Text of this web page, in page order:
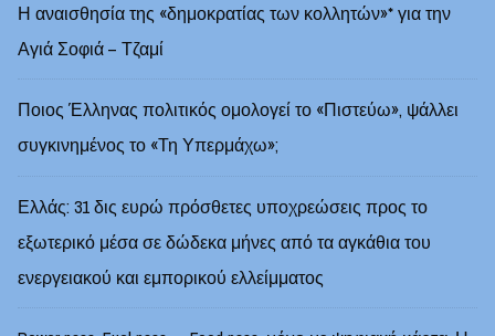
Η αναισθησία της «δημοκρατίας των κολλητών»* για την
Αγιά Σοφιά – Τζαμί
Ποιος Έλληνας πολιτικός ομολογεί το «Πιστεύω», ψάλλει
συγκινημένος το «Τη Υπερμάχω»;
Ελλάς: 31 δις ευρώ πρόσθετες υποχρεώσεις προς το
εξωτερικό μέσα σε δώδεκα μήνες από τα αγκάθια του
ενεργειακού και εμπορικού ελλείμματος